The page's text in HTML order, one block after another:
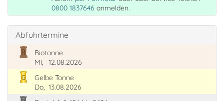
0800 1837646 anmelden.
Abfuhrtermine
Biotonne
Mi,
12.08.2026
Gelbe Tonne
Do, 13.08.2026